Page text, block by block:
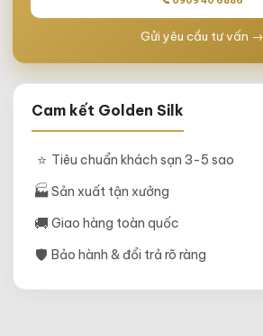
Gửi yêu cầu tư vấn →
Cam kết Golden Silk
⭐ Tiêu chuẩn khách sạn 3-5 sao
🏭Sản xuất tận xưởng
🚚 Giao hàng toàn quốc
🛡 Bảo hành & đổi trả rõ ràng